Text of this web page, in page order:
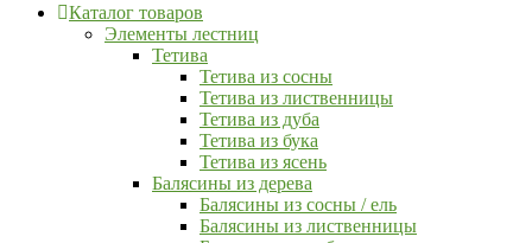
Каталог товаров
Элементы лестниц
Тетива
Тетива из сосны
Тетива из лиственницы
Тетива из дуба
Тетива из бука
Тетива из ясень
Балясины из дерева
Балясины из сосны / ель
Балясины из лиственницы